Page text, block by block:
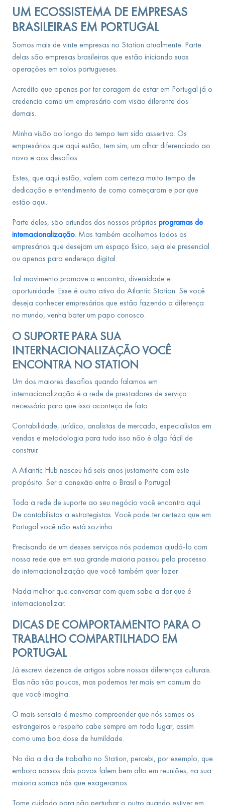
UM ECOSSISTEMA DE EMPRESAS
BRASILEIRAS EM PORTUGAL
Somos mais de vinte empresas no Station atualmente. Parte
delas são empresas brasileiras que estão iniciando suas
operações em solos portugueses.
Acredito que apenas por ter coragem de estar em Portugal já o
credencia como um empresário com visão diferente dos
demais.
Minha visão ao longo do tempo tem sido assertiva. Os
empresários que aqui estão, tem sim, um olhar diferenciado ao
novo e aos desafios.
Estes, que aqui estão, valem com certeza muito tempo de
dedicação e entendimento de como começaram e por que
estão aqui.
Parte deles, são oriundos dos nossos próprios programas de
internacionalização. Mas também acolhemos todos os
empresários que desejam um espaço físico, seja ele presencial
ou apenas para endereço digital.
Tal movimento promove o encontro, diversidade e
oportunidade. Esse é outro ativo do Atlantic Station. Se você
deseja conhecer empresários que estão fazendo a diferença
no mundo, venha bater um papo conosco.
O SUPORTE PARA SUA
INTERNACIONALIZAÇÃO VOCÊ
ENCONTRA NO STATION
Um dos maiores desafios quando falamos em
internacionalização é a rede de prestadores de serviço
necessária para que isso aconteça de fato.
Contabilidade, jurídico, analistas de mercado, especialistas em
vendas e metodologia para tudo isso não é algo fácil de
construir.
A Atlantic Hub nasceu há seis anos justamente com este
propósito. Ser a conexão entre o Brasil e Portugal.
Toda a rede de suporte ao seu negócio você encontra aqui.
De contabilistas a estrategistas. Você pode ter certeza que em
Portugal você não está sozinho.
Precisando de um desses serviços nós podemos ajudá-lo com
nossa rede que em sua grande maioria passou pelo processo
de internacionalização que você também quer fazer.
Nada melhor que conversar com quem sabe a dor que é
internacionalizar.
DICAS DE COMPORTAMENTO PARA O
TRABALHO COMPARTILHADO EM
PORTUGAL
Já escrevi dezenas de artigos sobre nossas diferenças culturais.
Elas não são poucas, mas podemos ter mais em comum do
que você imagina.
O mais sensato é mesmo compreender que nós somos os
estrangeiros e respeito cabe sempre em todo lugar, assim
como uma boa dose de humildade.
No dia a dia de trabalho no Station, percebi, por exemplo, que
embora nossos dois povos falem bem alto em reuniões, na sua
maioria somos nós que exageramos.
Tome cuidado para não perturbar o outro quando estiver em